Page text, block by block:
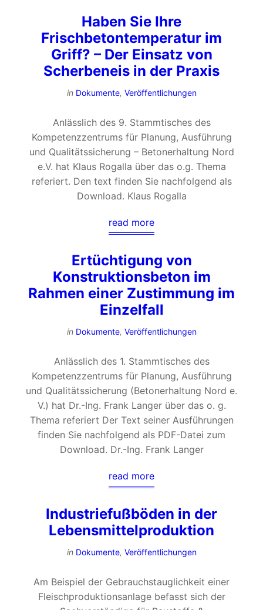
Haben Sie Ihre
Frischbetontemperatur im
Griff? – Der Einsatz von
Scherbeneis in der Praxis
in Dokumente, Veröffentlichungen
Anlässlich des 9. Stammtisches des
Kompetenzzentrums für Planung, Ausführung
und Qualitätssicherung – Betonerhaltung Nord
e.V. hat Klaus Rogalla über das o.g. Thema
referiert. Den text finden Sie nachfolgend als
Download. Klaus Rogalla
read more
Ertüchtigung von
Konstruktionsbeton im
Rahmen einer Zustimmung im
Einzelfall
in Dokumente, Veröffentlichungen
Anlässlich des 1. Stammtisches des
Kompetenzzentrums für Planung, Ausführung
und Qualitätssicherung (Betonerhaltung Nord e.
V.) hat Dr.-Ing. Frank Langer über das o. g.
Thema referiert Der Text seiner Ausführungen
finden Sie nachfolgend als PDF-Datei zum
Download. Dr.-Ing. Frank Langer
read more
Industriefußböden in der
Lebensmittelproduktion
in Dokumente, Veröffentlichungen
Am Beispiel der Gebrauchstauglichkeit einer
Fleischproduktionsanlage befasst sich der